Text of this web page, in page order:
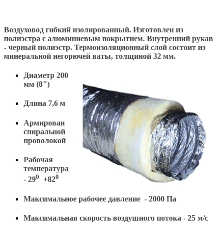
Воздуховод гибкий изолированный. Изготовлен из
полиэстра с алюминиевым покрытием. Внутренний рукав
- черный полиэстр. Термоизоляционный слой состоит из
минеральной негорючей ваты, толщиной 32 мм.
Диаметр 200
мм (8")
Длина 7,6 м
Армирован
спиральной
проволокой
Рабочая
температура
- 290 +820
Максимальное рабочее давление - 2000 Па
Максимальная скорость воздушного потока - 25 м/с